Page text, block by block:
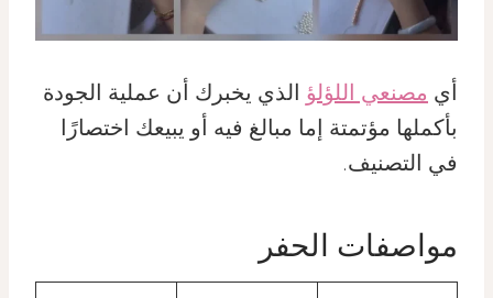
أي مصنعي اللؤلؤ الذي يخبرك أن عملية الجودة
بأكملها مؤتمتة إما مبالغ فيه أو يبيعك اختصارًا
في التصنيف.
مواصفات الحفر